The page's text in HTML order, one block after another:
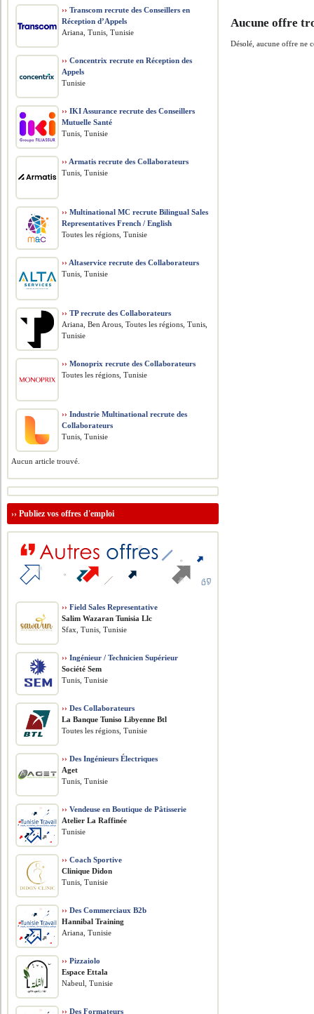
Aucune offre
Désolé, aucune offre ne
›› Transcom recrute des Conseillers en
Réception d’Appels
Ariana, Tunis, Tunisie
›› Concentrix recrute en Réception des
Appels
Tunisie
›› IKI Assurance recrute des Conseillers
Mutuelle Santé
Tunis, Tunisie
›› Armatis recrute des Collaborateurs
Tunis, Tunisie
›› Multinational MC recrute Bilingual Sales
Representatives French / English
Toutes les régions, Tunisie
›› Altaservice recrute des Collaborateurs
Tunis, Tunisie
›› TP recrute des Collaborateurs
Ariana, Ben Arous, Toutes les régions, Tunis,
Tunisie
›› Monoprix recrute des Collaborateurs
Toutes les régions, Tunisie
›› Industrie Multinational recrute des
Collaborateurs
Tunis, Tunisie
Aucun article trouvé.
››Publiez vos offres d'emploi
›› Field Sales Representative
Salim Wazaran Tunisia Llc
Sfax, Tunis, Tunisie
›› Ingénieur / Technicien Supérieur
Société Sem
Tunis, Tunisie
›› Des Collaborateurs
La Banque Tuniso Libyenne Btl
Toutes les régions, Tunisie
›› Des Ingénieurs Électriques
Aget
Tunis, Tunisie
›› Vendeuse en Boutique de Pâtisserie
Atelier La Raffinée
Tunisie
›› Coach Sportive
Clinique Didon
Tunis, Tunisie
›› Des Commerciaux B2b
Hannibal Training
Ariana, Tunisie
›› Pizzaiolo
Espace Ettala
Nabeul, Tunisie
›› Des Formateurs